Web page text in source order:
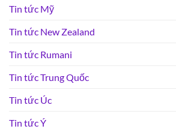
Tin tức Mỹ
Tin tức New Zealand
Tin tức Rumani
Tin tức Trung Quốc
Tin tức Úc
Tin tức Ý